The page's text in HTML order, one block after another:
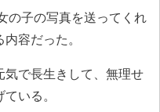
の子の写真を送ってくれ
容だった。
気で長生きして、無理せ
いる。